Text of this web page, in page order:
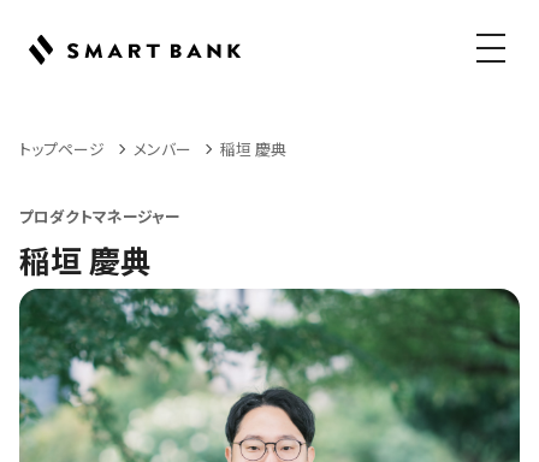
メニュ
トップページ メンバー 稲垣 慶典
プロダクトマネージャー
稲垣 慶典